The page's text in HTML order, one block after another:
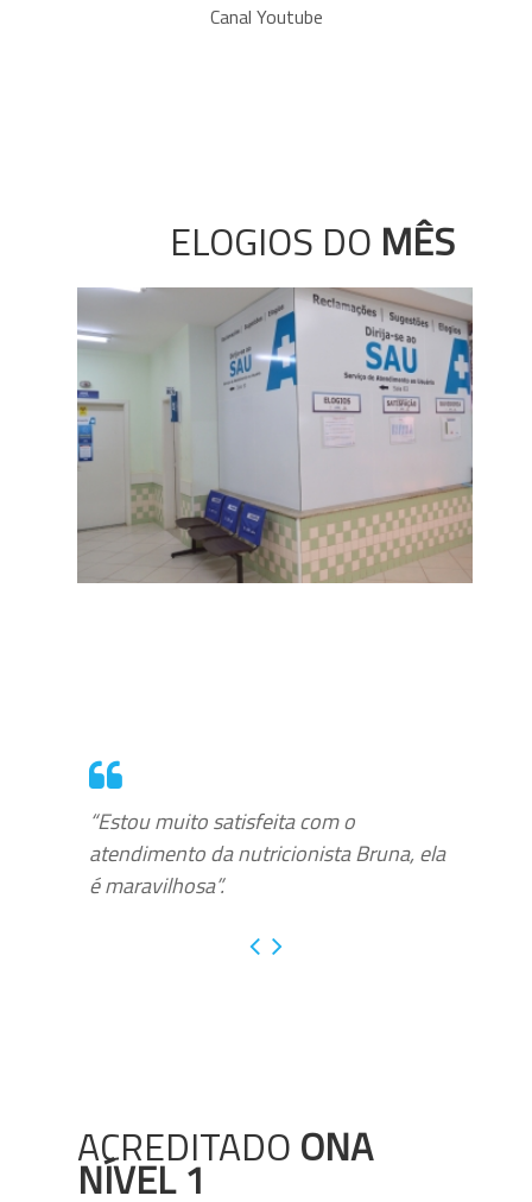
Canal Youtube
ELOGIOS DO MÊS
“Estou muito satisfeita com o
atendimento da nutricionista Bruna, ela
é maravilhosa”.
ACREDITADO ONA
NÍVEL 1